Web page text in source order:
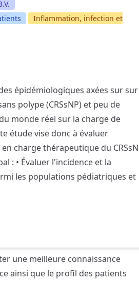
Inflammation, infection et
épidémiologiques axées sur
polype (CRSsNP) et peu de
monde réel sur la charge de
étude vise donc à évaluer
charge thérapeutique du
: • Évaluer l'incidence et la
les populations pédiatriques et
une meilleure connaissance
ainsi que le profil des patients